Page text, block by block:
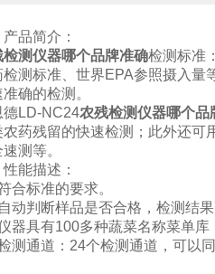
品简介：
检测仪器哪个品牌准确检测标准
检测标准、世界EPA参照摄入量
确的检测。
德LD-NC24农残检测仪器哪个品
农药残留的快速检测；此外还可
测等。
性能描述：
合标准的要求。
动判断样品是否合格，检测结果
器具有100多种蔬菜名称菜单库
测通道：24个检测通道，可以